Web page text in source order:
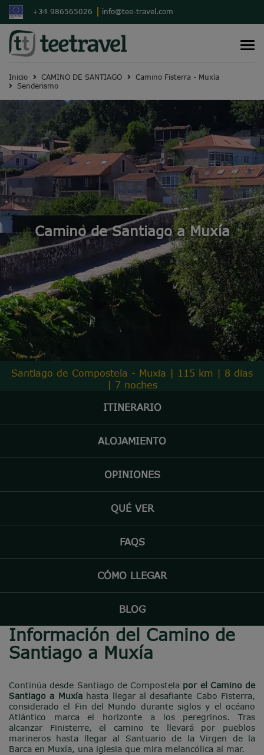
+34 986565026 info@tee-travel.com
T
o
a
v
i
g
a
t
i
o
n
Inicio CAMINO DE SANTIAGO
Camino Fisterra - Muxía
Senderismo
Camino de Santiago a Muxía
Santiago de Compostela - Muxía | 115 km | 8 días
| 7 noches
ITINERARIO
ALOJAMIENTO
OPINIONES
QUÉ VER
FAQS
CÓMO LLEGAR
BLOG
Información del Camino de
Santiago a Muxía
Continúa desde Santiago de Compostela por el Camino de
Santiago a Muxía hasta llegar al desafiante Cabo Fisterra,
considerado el Fin del Mundo durante siglos y el océano
Atlántico marca el horizonte a los peregrinos. Tras
alcanzar Finisterre, el camino te llevará por pueblos
marineros hasta llegar al Santuario de la Virgen de la
Barca en Muxía, una iglesia que mira melancólica al mar.